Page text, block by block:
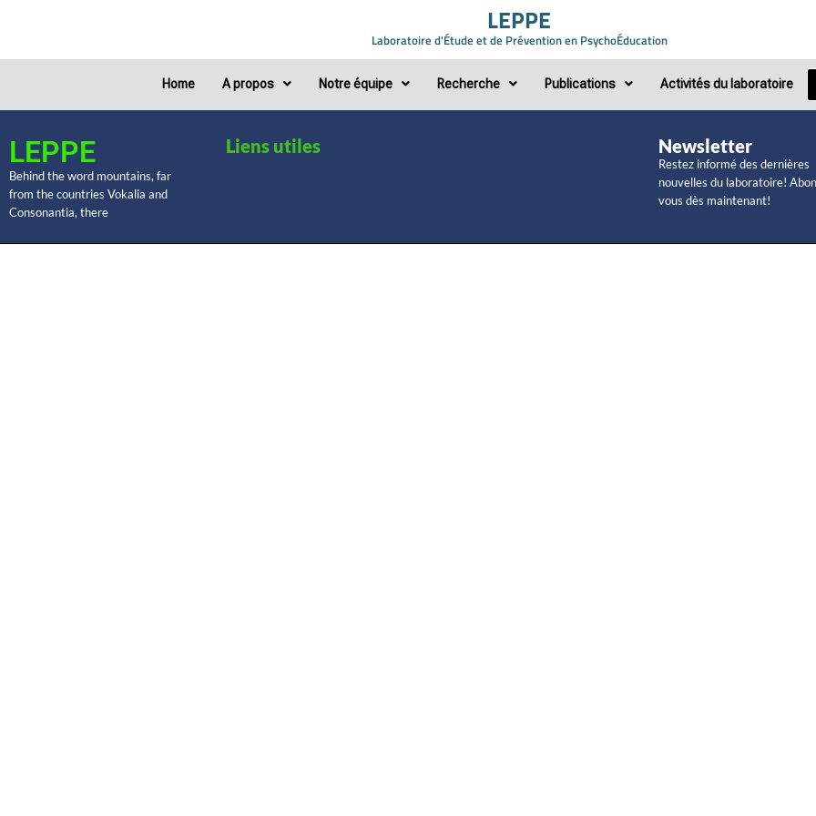
LEPPE
Laboratoire d'Étude et de Prévention en PsychoÉducation
Home A propos Notre équipe Recherche Publications Activités du laboratoire
LEPPE
Behind the word mountains, far
from the countries Vokalia and
Consonantia, there
Liens utiles Newsletter
Restez informé des dernières
nouvelles du laboratoire!
vous dès maintenant!